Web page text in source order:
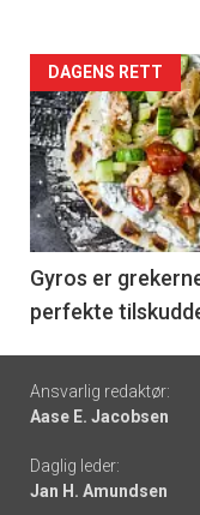
Forsiden
akkurat
nå
-
6
DAGENS RETT
Gyros er
perfekte
Footer
-
links
Ansvarlig redaktør:
Aase E. Jacobsen
Daglig leder:
Jan H. Amundsen